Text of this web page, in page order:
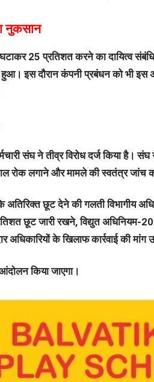
नुकसान
25 प्रतिशत करने का दायित्व
इस दौरान कंपनी प्रबंधन को भी इस
संघ ने तीव्र विरोध दर्ज किया है।
रोक लगाने और मामले की स्वतंत्र जांच
छूट देने की गलती विभागीय
छूट जारी रखने, विद्युत अधिनियम-
अधिकारियों के खिलाफ कार्रवाई की मांग
किया जाएगा।